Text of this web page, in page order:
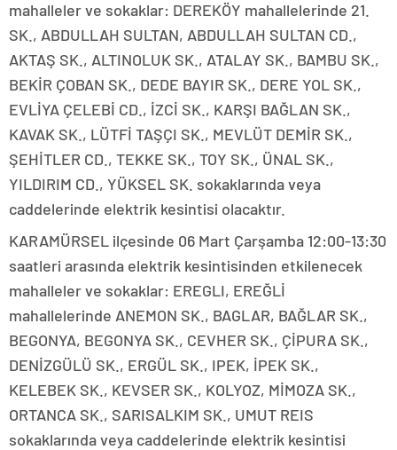
mahalleler ve sokaklar: DEREKÖY mahallelerinde 21.
SK., ABDULLAH SULTAN, ABDULLAH SULTAN CD.,
AKTAŞ SK., ALTINOLUK SK., ATALAY SK., BAMBU SK.,
BEKİR ÇOBAN SK., DEDE BAYIR SK., DERE YOL SK.,
EVLİYA ÇELEBİ CD., İZCİ SK., KARŞI BAĞLAN SK.,
KAVAK SK., LÜTFİ TAŞÇI SK., MEVLÜT DEMİR SK.,
ŞEHİTLER CD., TEKKE SK., TOY SK., ÜNAL SK.,
YILDIRIM CD., YÜKSEL SK. sokaklarında veya
caddelerinde elektrik kesintisi olacaktır.
KARAMÜRSEL ilçesinde 06 Mart Çarşamba 12:00-13:30
saatleri arasında elektrik kesintisinden etkilenecek
mahalleler ve sokaklar: EREGLI, EREĞLİ
mahallelerinde ANEMON SK., BAGLAR, BAĞLAR SK.,
BEGONYA, BEGONYA SK., CEVHER SK., ÇİPURA SK.,
DENİZGÜLÜ SK., ERGÜL SK., IPEK, İPEK SK.,
KELEBEK SK., KEVSER SK., KOLYOZ, MİMOZA SK.,
ORTANCA SK., SARISALKIM SK., UMUT REIS
sokaklarında veya caddelerinde elektrik kesintisi